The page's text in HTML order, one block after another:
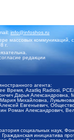
info@infoshos.ru
массовых коммуникаций,
г.
редакции
агента:
Время, Azatliq Radiosi,
Дарья
Михайловна,
Евгеньевич,
Александрович,
социальных
инициатива